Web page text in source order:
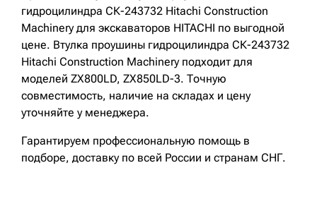
гидроцилиндра СК-243732 Hitachi Construction
Machinery для экскаваторов HITACHI по выгодной
цене. Втулка проушины гидроцилиндра СК-243732
Hitachi Construction Machinery подходит для
моделей ZX800LD, ZX850LD-3. Точную
совместимость, наличие на складах и цену
уточняйте у менеджера.
Гарантируем профессиональную помощь в
подборе, доставку по всей России и странам СНГ.